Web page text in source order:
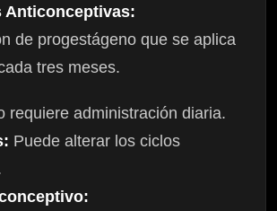
Anticonceptivas:
de progestágeno que se aplica
tres meses.
requiere administración diaria.
Puede alterar los ciclos